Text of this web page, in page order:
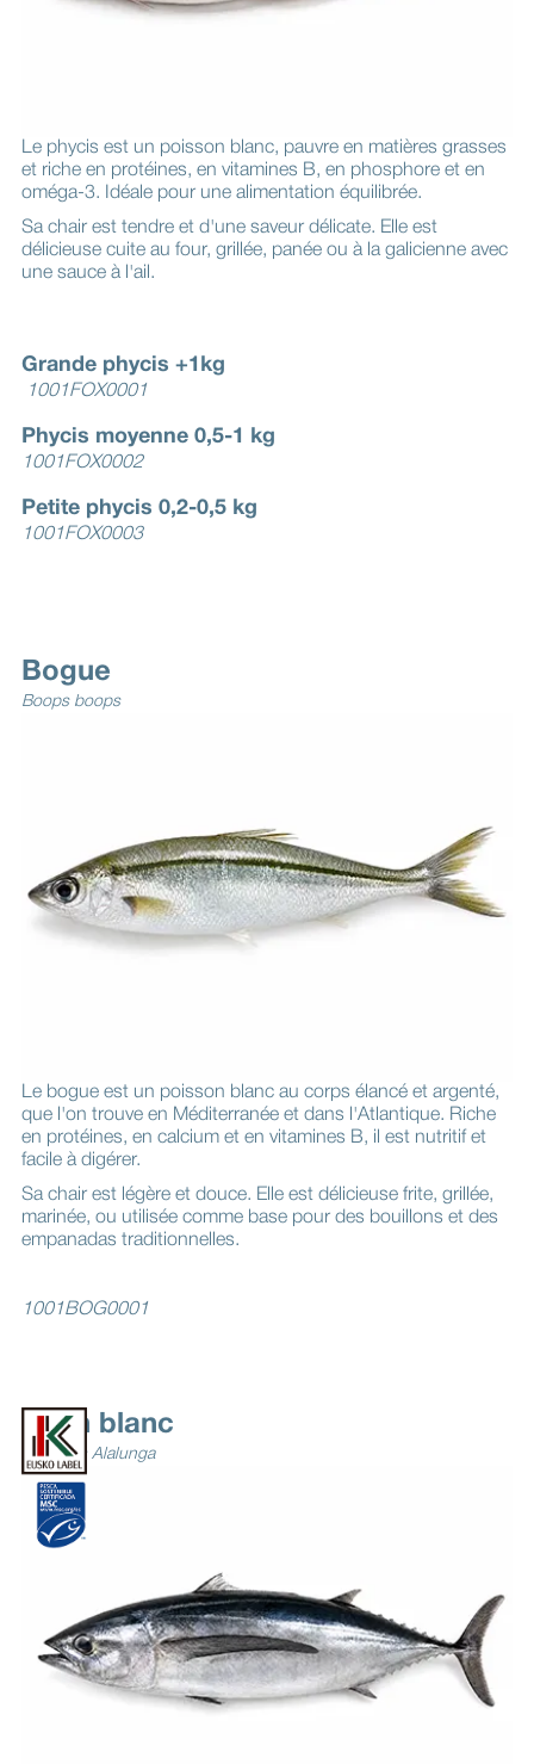
Le phycis est un poisson blanc, pauvre en matières grasses
et riche en protéines, en vitamines B, en phosphore et en
oméga-3. Idéale pour une alimentation équilibrée.
Sa chair est tendre et d'une saveur délicate. Elle est
délicieuse cuite au four, grillée, panée ou à la galicienne avec
une sauce à l'ail.
Grande phycis +1kg
1001FOX0001
Phycis moyenne 0,5-1 kg
1001FOX0002
Petite phycis 0,2-0,5 kg
1001FOX0003
Bogue
Boops boops
Le bogue est un poisson blanc au corps élancé et argenté,
que l'on trouve en Méditerranée et dans l'Atlantique. Riche
en protéines, en calcium et en vitamines B, il est nutritif et
facile à digérer.
Sa chair est légère et douce. Elle est délicieuse frite, grillée,
marinée, ou utilisée comme base pour des bouillons et des
empanadas traditionnelles.
1001BOG0001
Thon blanc
Thunnus Alalunga